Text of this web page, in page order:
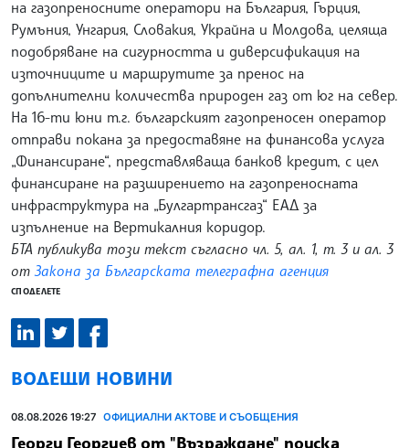
на газопреносните оператори на България, Гърция,
Румъния, Унгария, Словакия, Украйна и Молдова, целяща
подобряване на сигурността и диверсификация на
източниците и маршрутите за пренос на
допълнителни количества природен газ от юг на север.
На 16-ти юни т.г. българският газопреносен оператор
отправи покана за предоставяне на финансова услуга
„Финансиране“, представляваща банков кредит, с цел
финансиране на разширението на газопреносната
инфраструктура на „Булгартрансгаз“ ЕАД за
изпълнение на Вертикалния коридор.
БТА публикува този текст съгласно чл. 5, ал. 1, т. 3 и ал. 3
отЗакона за Българската телеграфна агенция
СПОДЕЛЕТЕ
ВОДЕЩИ НОВИНИ
08.08.2026 19:27 ОФИЦИАЛНИ АКТОВЕ И СЪОБЩЕНИЯ
Георги Георгиев от "Възраждане" поиска